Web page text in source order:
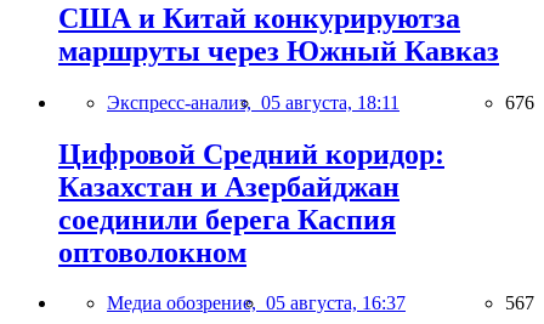
США и Китай конкурируютза
маршруты через Южный Кавказ
Экспресс-анализ, 05 августа, 18:11 676
Цифровой Средний коридор:
Казахстан и Азербайджан
соединили берега Каспия
оптоволокном
Медиа обозрение, 05 августа, 16:37 567